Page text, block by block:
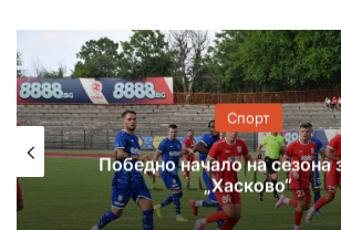
Спорт
Победно начало на сезона
„Хасково“